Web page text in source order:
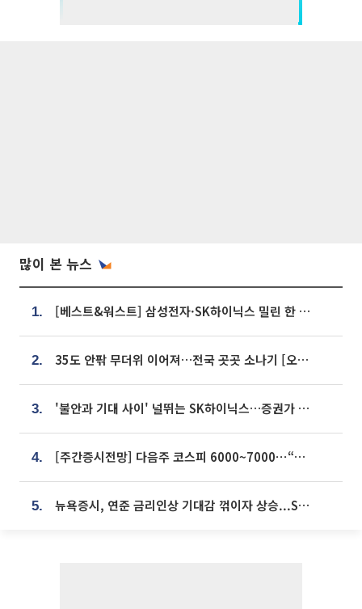
많이 본 뉴스
1. [베스트&워스트] 삼성전자·SK하이닉스 밀린 한 주…상상인증권은 85% 급등
2. 35도 안팎 무더위 이어져…전국 곳곳 소나기 [오늘 날씨]
3. '불안과 기대 사이' 널뛰는 SK하이닉스…증권가 "HBM4·LTA 기반 펀터멘털 견고"
4. [주간증시전망] 다음주 코스피 6000~7000⋯“外人 수급은 정책이 변수”
5. 뉴욕증시, 연준 금리인상 기대감 꺾이자 상승...S&P500 사상 최고치 [종합]